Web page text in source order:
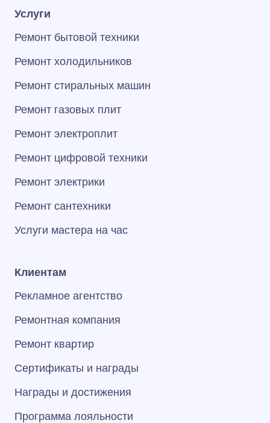
Услуги
Ремонт бытовой техники
Ремонт холодильников
Ремонт стиральных машин
Ремонт газовых плит
Ремонт электроплит
Ремонт цифровой техники
Ремонт электрики
Ремонт сантехники
Услуги мастера на час
Клиентам
Рекламное агентство
Ремонтная компания
Ремонт квартир
Сертификаты и награды
Награды и достижения
Программа лояльности